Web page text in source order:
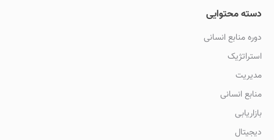
دسته محتوایی
دوره منابع انسانی
استراتژیک
مدیریت
منابع انسانی
بازاریابی
دیجیتال